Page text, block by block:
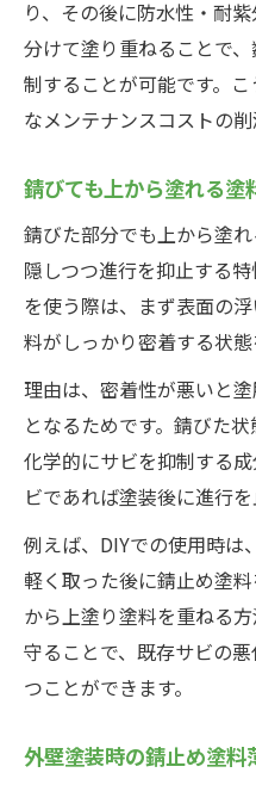
り、その後に防水性・耐
分けて塗り重ねることで
制することが可能です。
なメンテナンスコストの削
錆びても上から塗れる塗
錆びた部分でも上から塗
隠しつつ進行を抑止する
を使う際は、まず表面の
料がしっかり密着する状態
理由は、密着性が悪いと
となるためです。錆びた
化学的にサビを抑制する
ビであれば塗装後に進行
例えば、DIYでの使用時は
軽く取った後に錆止め塗
から上塗り塗料を重ねる
守ることで、既存サビの
つことができます。
外壁塗装時の錆止め塗料